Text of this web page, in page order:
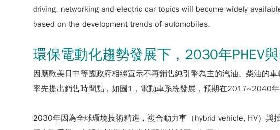
driving, networking and electric car topics will become widely
based on the development trends of automobiles.
環保電動化趨勢發展下，2030年PHEV
因應歐美日中等國政府相繼宣示不再銷售純引擎為主的汽油、柴油的
率先提出銷售時間點，如圖1，電動車系統發展，預期在2017~2040年
2030年因為全球環境技術精進，複合動力車（hybrid vehicle, HV）與